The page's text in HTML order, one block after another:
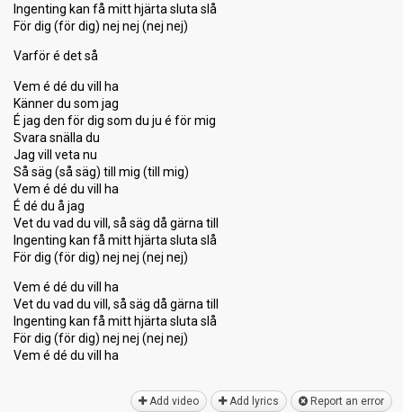
Ingenting kan få mitt hjärta sluta slå
För dig (för dig) nej nej (nej nej)
Varför é det så
Vem é dé du vill ha
Känner du som jag
É jag den för dig som du ju é för mig
Svara snälla du
Jag vill veta nu
Så säg (så säg) till mig (till mig)
Vem é dé du vill ha
É dé du å jag
Vet du vad du vill, så säg då gärna till
Ingenting kan få mitt hjärta sluta slå
För dig (för dig) nej nej (nej nej)
Vem é dé du vill ha
Vet du vad du vill, så säg då gärna till
Ingenting kan få mitt hjärta sluta ѕlå
För dig (för dig) nej nej (nej nej)
Vem é dé du vill hа
Add video Add lyrics Report an error